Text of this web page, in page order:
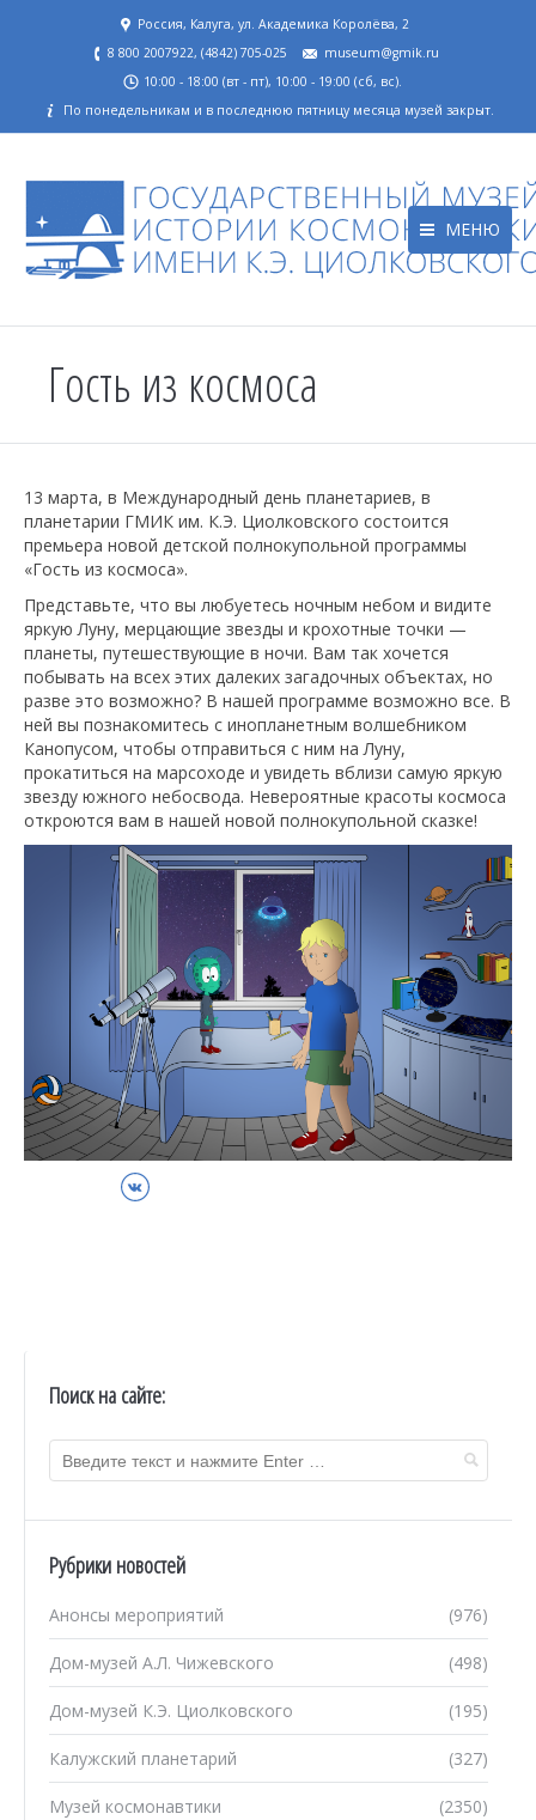
Россия, Калуга, ул. Академика Королёва, 2
8 800 2007922, (4842) 705-025
museum@gmik.ru
10:00 - 18:00 (вт - пт), 10:00 - 19:00 (сб, вс).
По понедельникам и в последнюю пятницу месяца музей закрыт.
МЕНЮ
Гость из космоса
13 марта, в Международный день планетариев, в
планетарии ГМИК им. К.Э. Циолковского состоится
премьера новой детской полнокупольной программы
«Гость из космоса».
Представьте, что вы любуетесь ночным небом и видите
яркую Луну, мерцающие звезды и крохотные точки —
планеты, путешествующие в ночи. Вам так хочется
побывать на всех этих далеких загадочных объектах, но
разве это возможно? В нашей программе возможно все. В
ней вы познакомитесь с инопланетным волшебником
Канопусом, чтобы отправиться с ним на Луну,
прокатиться на марсоходе и увидеть вблизи самую яркую
звезду южного небосвода. Невероятные красоты космоса
откроются вам в нашей новой полнокупольной сказке!
ВКонтакте
Поиск на сайте:
Рубрики новостей
(976)
Анонсы мероприятий
(498)
Дом-музей А.Л. Чижевского
(195)
Дом-музей К.Э. Циолковского
(327)
Калужский планетарий
(2350)
Музей космонавтики